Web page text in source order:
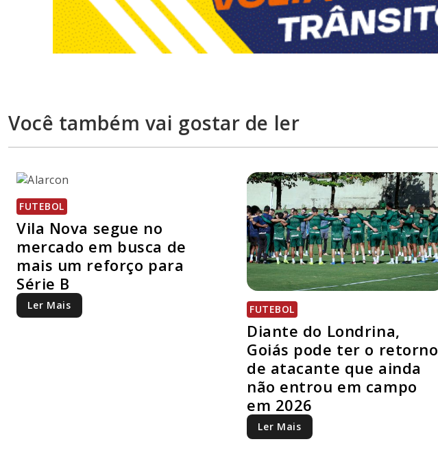
Você também vai gostar de ler
FUTEBOL
Vila Nova segue no
mercado em busca de
mais um reforço para
Série B
Ler Mais FUTEBOL
Diante do Londrina,
Goiás pode ter o retorno
de atacante que ainda
não entrou em campo
em 2026
Ler Mais